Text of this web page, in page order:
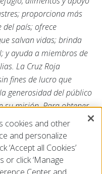
proporciona más
del país; ofrece
salvan vidas; brinda
y ayuda a miembros de
La Cruz Roja
fines de lucro que
generosidad del público
su misión. Para obtener
, y visítenos
cookies and other
and personalize
‘Accept all Cookies’
click ‘Manage